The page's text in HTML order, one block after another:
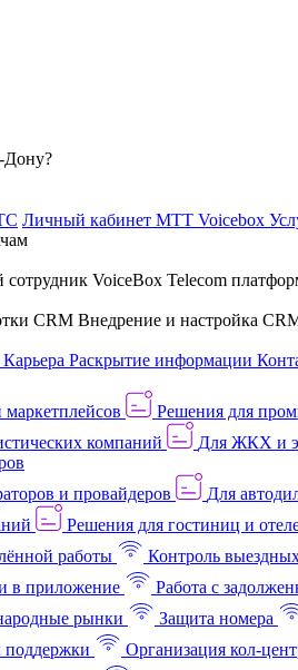
Дону?
Личный кабинет МТТ Voicebox
VoiceBox Telecom
CRM Внедрение и настройка
Карьера Раскрытие информации
маркетплейсов
Решения для
компаний Для ЖКХ и
и провайдеров
Для
Решения для гостиниц и
работы
Контроль
в приложение
Работа с
рынки
Защита номера
поддержки
Организация кол-